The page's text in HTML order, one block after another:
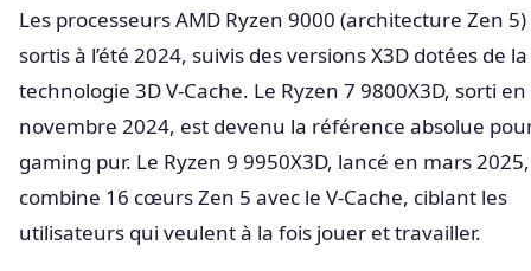
Les processeurs AMD Ryzen 9000 (architecture Zen
sortis à l’été 2024, suivis des versions X3D dotées de la
technologie 3D V-Cache. Le Ryzen 7 9800X3D, sorti en
novembre 2024, est devenu la référence absolue
gaming pur. Le Ryzen 9 9950X3D, lancé en mars 2025,
combine 16 cœurs Zen 5 avec le V-Cache, ciblant les
utilisateurs qui veulent à la fois jouer et travailler.